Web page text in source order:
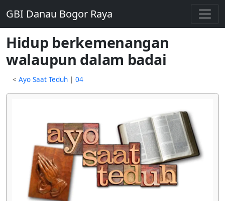
GBI Danau Bogor Raya
Hidup berkemenangan
walaupun dalam badai
<Ayo Saat Teduh |04